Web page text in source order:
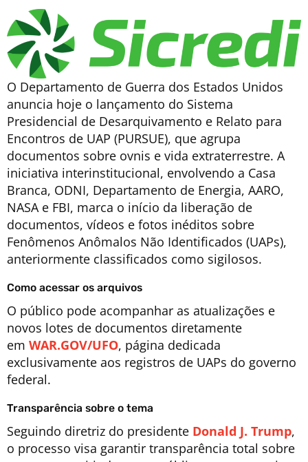
O Departamento de Guerra dos Estados Unidos
anuncia hoje o lançamento do Sistema
Presidencial de Desarquivamento e Relato para
Encontros de UAP (PURSUE), que agrupa
documentos sobre ovnis e vida extraterrestre. A
iniciativa interinstitucional, envolvendo a Casa
Branca, ODNI, Departamento de Energia, AARO,
NASA e FBI, marca o início da liberação de
documentos, vídeos e fotos inéditos sobre
Fenômenos Anômalos Não Identificados (UAPs),
anteriormente classificados como sigilosos.
Como acessar os arquivos
O público pode acompanhar as atualizações e
novos lotes de documentos diretamente
em WAR.GOV/UFO, página dedicada
exclusivamente aos registros de UAPs do governo
federal.
Transparência sobre o tema
Seguindo diretriz do presidente Donald J. Trump,
o processo visa garantir transparência total sobre